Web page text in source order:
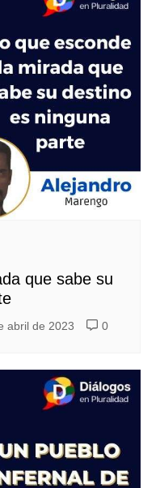
que sabe su
abril de 2023 0